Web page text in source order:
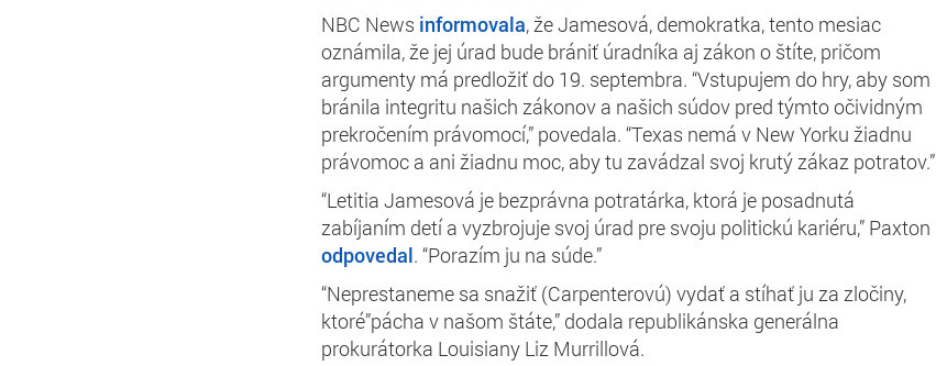
NBC News informovala, že Jamesová, demokratka, tento mesiac
oznámila, že jej úrad bude brániť úradníka aj zákon o štíte, pričom
argumenty má predložiť do 19. septembra. “Vstupujem do hry, aby som
bránila integritu našich zákonov a našich súdov pred týmto očividným
prekročením právomocí,” povedala. “Texas nemá v New Yorku žiadnu
právomoc a ani žiadnu moc, aby tu zavádzal svoj krutý zákaz potratov.”
“Letitia Jamesová je bezprávna potratárka, ktorá je posadnutá
zabíjaním detí a vyzbrojuje svoj úrad pre svoju politickú kariéru,” Paxton
odpovedal. “Porazím ju na súde.”
“Neprestaneme sa snažiť (Carpenterovú) vydať a stíhať ju za zločiny,
ktoré”pácha v našom štáte,” dodala republikánska generálna
prokurátorka Louisiany Liz Murrillová.